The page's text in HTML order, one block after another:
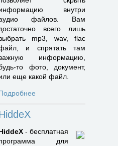
внутри
файлов. Вам
всего лишь
mp3, wav, flac
и спрятать там
информацию,
то фото, документ,
еще какой файл.
- бесплатная
для